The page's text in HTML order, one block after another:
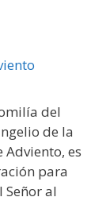
del
de la
es
para
Señor al